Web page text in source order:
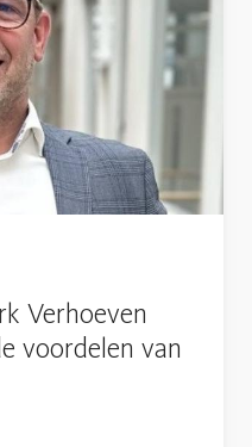
Verhoeven
voordelen van